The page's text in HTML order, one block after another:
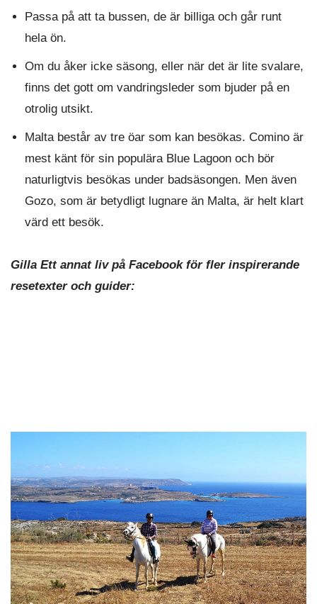
Passa på att ta bussen, de är billiga och går runt
hela ön.
Om du åker icke säsong, eller när det är lite svalare,
finns det gott om vandringsleder som bjuder på en
otrolig utsikt.
Malta består av tre öar som kan besökas. Comino är
mest känt för sin populära Blue Lagoon och bör
naturligtvis besökas under badsäsongen. Men även
Gozo, som är betydligt lugnare än Malta, är helt klart
värd ett besök.
Gilla Ett annat liv på Facebook för fler inspirerande
resetexter och guider: